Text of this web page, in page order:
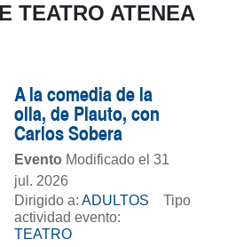
TEATRO ATENEA
A la comedia de la
olla, de Plauto, con
Carlos Sobera
Evento Modificado el 31
jul. 2026
Dirigido a: ADULTOS
Tipo
actividad evento:
TEATRO